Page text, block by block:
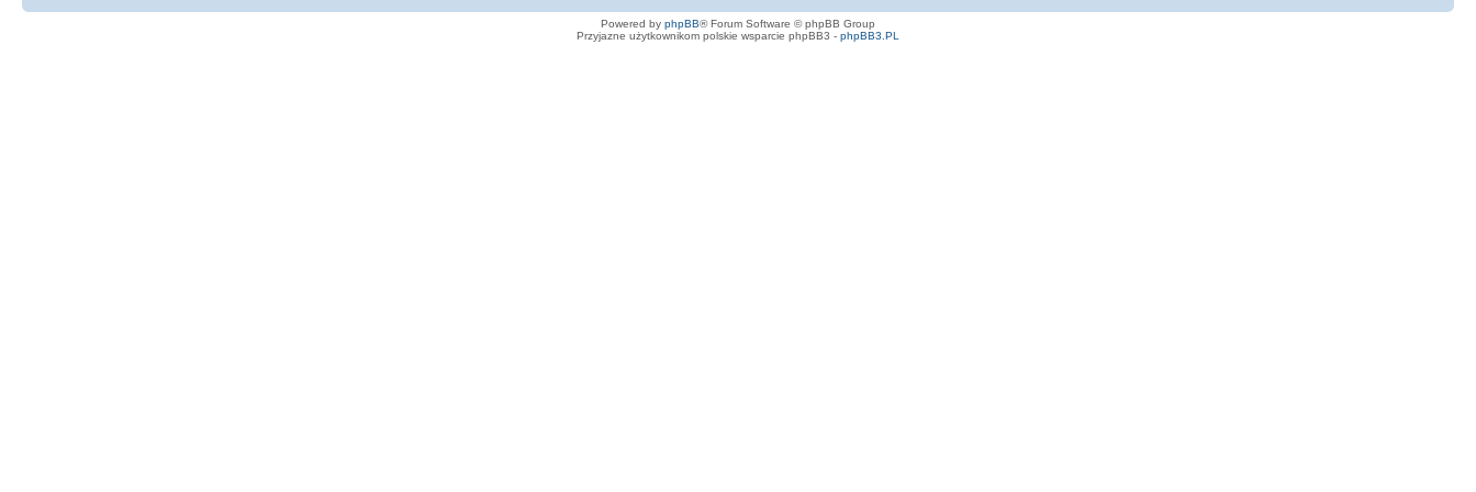
Powered by phpBB® Forum Software © phpBB Group
Przyjazne użytkownikom polskie wsparcie phpBB3 - phpBB3.PL